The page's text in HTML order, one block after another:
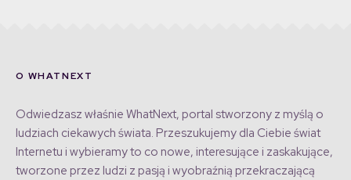
O WHATNEXT
Odwiedzasz właśnie WhatNext, portal stworzony z myślą o
ludziach ciekawych świata. Przeszukujemy dla Ciebie świat
Internetu i wybieramy to co nowe, interesujące i zaskakujące,
tworzone przez ludzi z pasją i wyobraźnią przekraczającą